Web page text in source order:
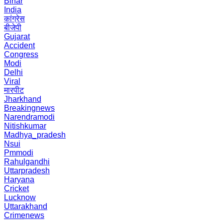
India
कांग्रेस
बीजेपी
Gujarat
Accident
Congress
Modi
Delhi
Viral
मारपीट
Jharkhand
Breakingnews
Narendramodi
Nitishkumar
Madhya_pradesh
Nsui
Pmmodi
Rahulgandhi
Uttarpradesh
Haryana
Cricket
Lucknow
Uttarakhand
Crimenews